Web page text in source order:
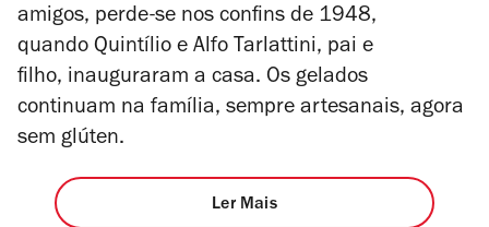
amigos, perde-se nos confins de 1948,
quando Quintílio e Alfo Tarlattini, pai e
filho, inauguraram a casa. Os gelados
continuam na família, sempre artesanais, agora
sem glúten.
Ler Mais